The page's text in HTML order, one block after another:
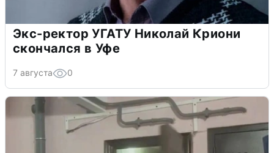
Экс-ректор УГАТУ Николай Криони
скончался в Уфе
7 августа 0